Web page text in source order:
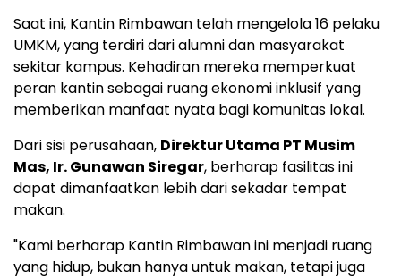
Saat ini, Kantin Rimbawan telah mengelola 16 pelaku
UMKM, yang terdiri dari alumni dan masyarakat
sekitar kampus. Kehadiran mereka memperkuat
peran kantin sebagai ruang ekonomi inklusif yang
memberikan manfaat nyata bagi komunitas lokal.
Dari sisi perusahaan, Direktur Utama PT Musim
Mas, Ir. Gunawan Siregar, berharap fasilitas ini
dapat dimanfaatkan lebih dari sekadar tempat
makan.
"Kami berharap Kantin Rimbawan ini menjadi ruang
yang hidup, bukan hanya untuk makan, tetapi juga